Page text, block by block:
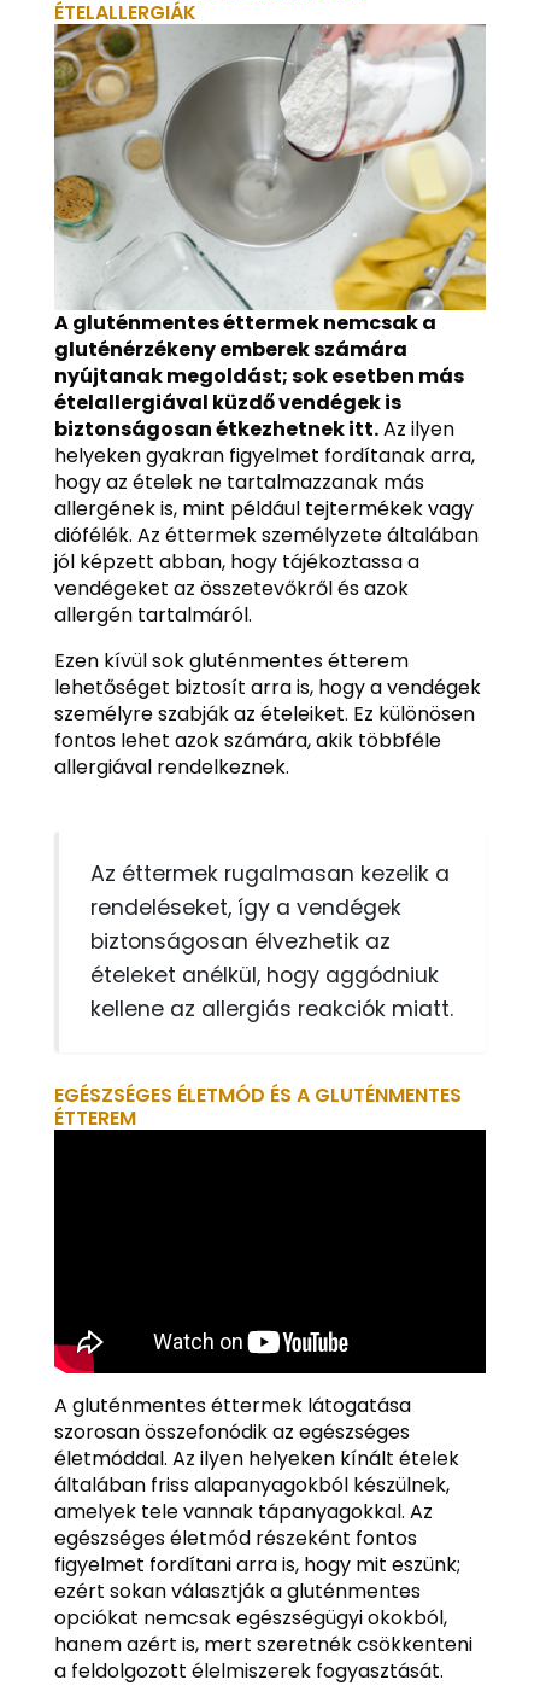
ÉTELALLERGIÁK
A gluténmentes éttermek nemcsak a
gluténérzékeny emberek számára
nyújtanak megoldást; sok esetben más
ételallergiával küzdő vendégek is
biztonságosan étkezhetnek itt.Az ilyen
helyeken gyakran figyelmet fordítanak arra,
hogy az ételek ne tartalmazzanak más
allergének is, mint például tejtermékek vagy
diófélék. Az éttermek személyzete általában
jól képzett abban, hogy tájékoztassa a
vendégeket az összetevőkről és azok
allergén tartalmáról.
Ezen kívül sok gluténmentes étterem
lehetőséget biztosít arra is, hogy a vendégek
személyre szabják az ételeiket. Ez különösen
fontos lehet azok számára, akik többféle
allergiával rendelkeznek.
Az éttermek rugalmasan kezelik a
rendeléseket, így a vendégek
biztonságosan élvezhetik az
ételeket anélkül, hogy aggódniuk
kellene az allergiás reakciók miatt.
EGÉSZSÉGES ÉLETMÓD ÉS A GLUTÉNMENTES
ÉTTEREM
A gluténmentes éttermek látogatása
szorosan összefonódik az egészséges
életmóddal. Az ilyen helyeken kínált ételek
általában friss alapanyagokból készülnek,
amelyek tele vannak tápanyagokkal. Az
egészséges életmód részeként fontos
figyelmet fordítani arra is, hogy mit eszünk;
ezért sokan választják a gluténmentes
opciókat nemcsak egészségügyi okokból,
hanem azért is, mert szeretnék csökkenteni
a feldolgozott élelmiszerek fogyasztását.